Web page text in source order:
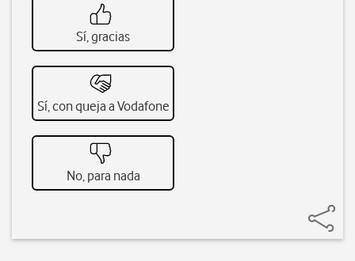
Sí, gracias
Sí, con queja a Vodafone
No, para nada